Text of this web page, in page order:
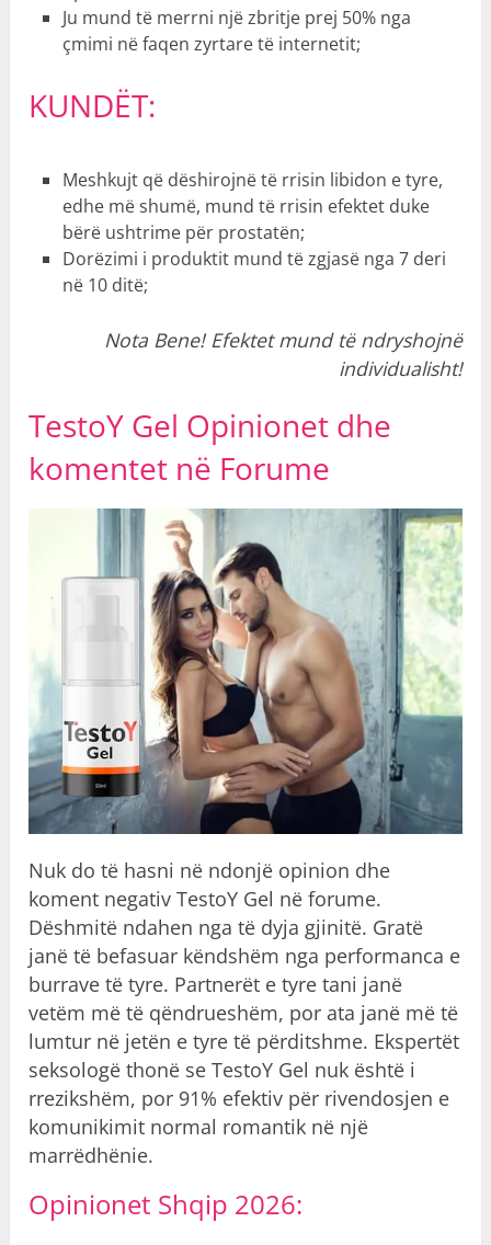
Ju mund të merrni një zbritje prej 50% nga
çmimi në faqen zyrtare të internetit;
KUNDËT:
Meshkujt që dëshirojnë të rrisin libidon e tyre,
edhe më shumë, mund të rrisin efektet duke
bërë ushtrime për prostatën;
Dorëzimi i produktit mund të zgjasë nga 7 deri
në 10 ditë;
Nota Bene! Efektet mund të ndryshojnë
individualisht!
TestoY Gel Opinionet dhe
komentet në Forume
Nuk do të hasni në ndonjë opinion dhe
koment negativ TestoY Gel në forume.
Dëshmitë ndahen nga të dyja gjinitë. Gratë
janë të befasuar këndshëm nga performanca e
burrave të tyre. Partnerët e tyre tani janë
vetëm më të qëndrueshëm, por ata janë më të
lumtur në jetën e tyre të përditshme. Ekspertët
seksologë thonë se TestoY Gel nuk është i
rrezikshëm, por 91% efektiv për rivendosjen e
komunikimit normal romantik në një
marrëdhënie.
Opinionet Shqip 2026: